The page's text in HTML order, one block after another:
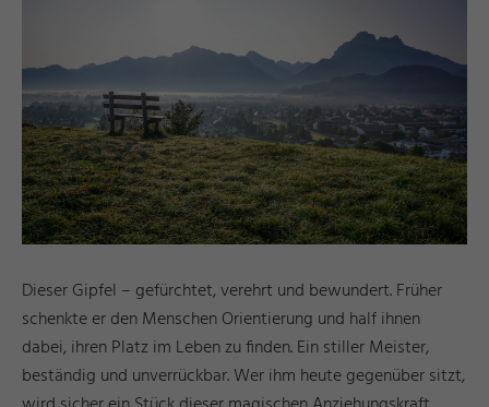
Dieser Gipfel – gefürchtet, verehrt und bewundert. Früher
schenkte er den Menschen Orientierung und half ihnen
dabei, ihren Platz im Leben zu finden. Ein stiller Meister,
beständig und unverrückbar. Wer ihm heute gegenüber sitzt,